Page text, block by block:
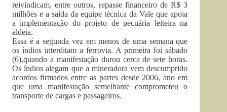
reivindicam, entre outros, repasse financeiro de R$ 3
milhões e a saída da equipe técnica da Vale que apoia
a implementação do projeto de pecuária leiteira na
aldeia.
Essa é a segunda vez em menos de uma semana que
os índios interditam a ferrovia. A primeira foi sábado
(6),quando a manifestação durou cerca de sete horas.
Os índios alegam que a mineradora vem descumprido
acordos firmados entre as partes desde 2006, ano em
que uma manifestação semelhante comprometeu o
transporte de cargas e passageiros.